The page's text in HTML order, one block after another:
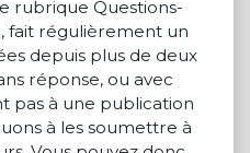
rubrique Questions-
fait régulièrement un
depuis plus de deux
réponse, ou avec
pas à une publication
à les soumettre à